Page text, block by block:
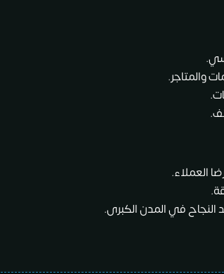
العملاء.
النجاح في المدن الكبرى.